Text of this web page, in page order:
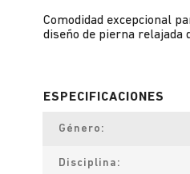
Comodidad excepcional
diseño de pierna relajada
Género
Disciplina